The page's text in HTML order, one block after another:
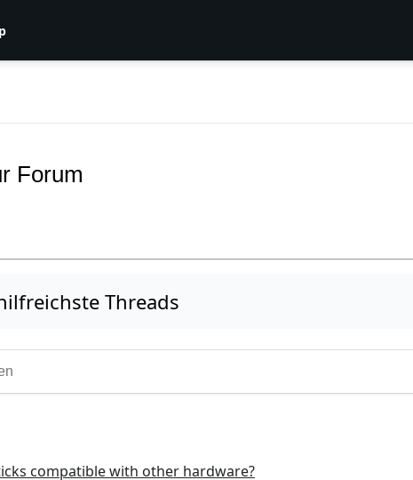
Forum
Threads
compatible with other hardware?